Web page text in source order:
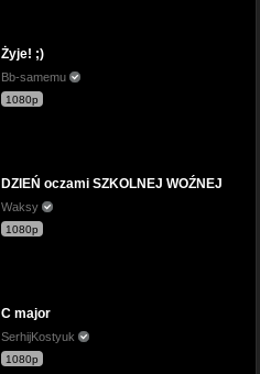
Żyje! ;)
Bb-samemu
1080p
DZIEŃ oczami SZKOLNEJ WOŹNEJ
Waksy
1080p
C major
SerhijKostyuk
1080p